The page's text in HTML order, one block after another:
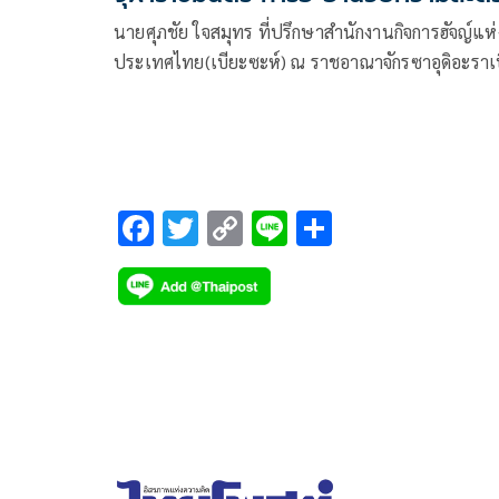
ชาวไทยมุสลิม 8 พันคน เดินทางประก
บพิธีฮัจญ์
นายศุภชัย ใจสมุทร ที่ปรึกษาสำนักงานกิจการฮัจญ์แห่
ประเทศไทย(เบียะซะห์) ณ ราชอาณาจักรซาอุดิอะรา
F
ac
e
T
wi
tt
C
o
p
Li